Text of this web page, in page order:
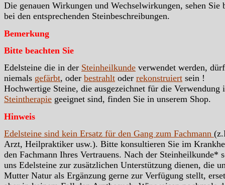
Die genauen Wirkungen und Wechselwirkungen, sehen Sie
bei den entsprechenden Steinbeschreibungen.
Bemerkung
Bitte beachten Sie
Edelsteine die in der Steinheilkunde verwendet werden,
niemals gefärbt, oder bestrahlt oder rekonstruiert sein !
Hochwertige Steine, die ausgezeichnet für die Verwendung
Steintherapie geeignet sind, finden Sie in unserem Shop.
Hinweis
Edelsteine sind kein Ersatz für den Gang zum Fachmann
Arzt, Heilpraktiker usw.). Bitte konsultieren Sie im
den Fachmann Ihres Vertrauens. Nach der Steinheilkunde*
uns Edelsteine zur zusätzlichen Unterstützung dienen, die
Mutter Natur als Ergänzung gerne zur Verfügung stellt,